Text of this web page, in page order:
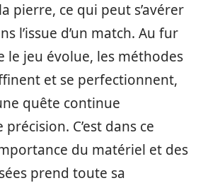
pierre, ce qui peut s’avérer
l’issue d’un match. Au fur
le jeu évolue, les méthodes
et se perfectionnent,
quête continue
précision. C’est dans ce
du matériel et des
prend toute sa